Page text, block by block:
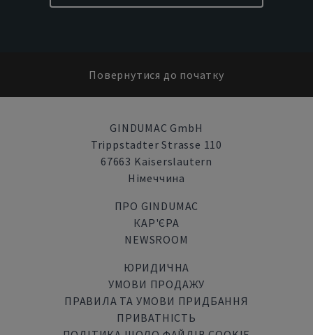
Повернутися до початку
GINDUMAC GmbH
Trippstadter Strasse 110
67663 Kaiserslautern
Німеччина
ПРО GINDUMAC
КАР'ЄРА
NEWSROOM
ЮРИДИЧНА
УМОВИ ПРОДАЖУ
ПРАВИЛА ТА УМОВИ ПРИДБАННЯ
ПРИВАТНІСТЬ